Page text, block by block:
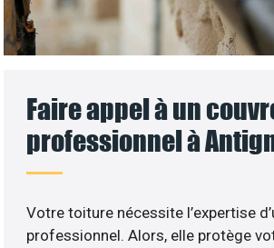
Faire appel à un
professionnel à
Votre toiture nécessite l’expertise
professionnel. Alors, elle protège